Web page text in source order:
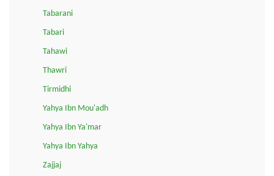
Tabarani
Tabari
Tahawi
Thawri
Tirmidhi
Yahya Ibn Mou'adh
Yahya Ibn Ya'mar
Yahya Ibn Yahya
Zajjaj